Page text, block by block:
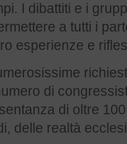
I dibattiti e i
a tutti i
esperienze e
di
di oltre
delle realtà